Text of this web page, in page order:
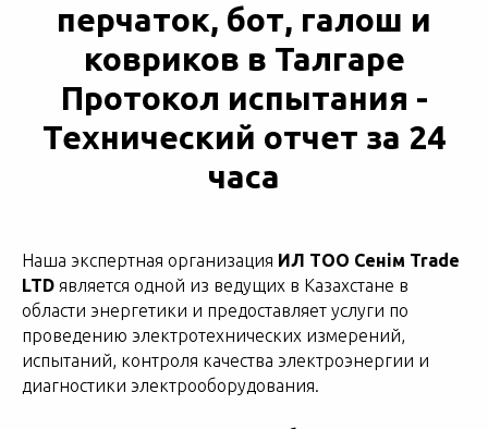
перчаток, бот, галош и
ковриков в Талгаре
Протокол испытания -
Технический отчет за 24
часа
Наша экспертная организация ИЛ ТОО Сенім Trade
LTD является одной из ведущих в Казахстане в
области энергетики и предоставляет услуги по
проведению электротехнических измерений,
испытаний, контроля качества электроэнергии и
диагностики электрооборудования.